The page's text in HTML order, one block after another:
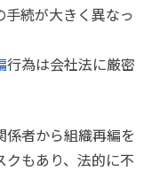
手続が大きく異なっ
行為は会社法に厳密
者から組織再編を
もあり、法的に不